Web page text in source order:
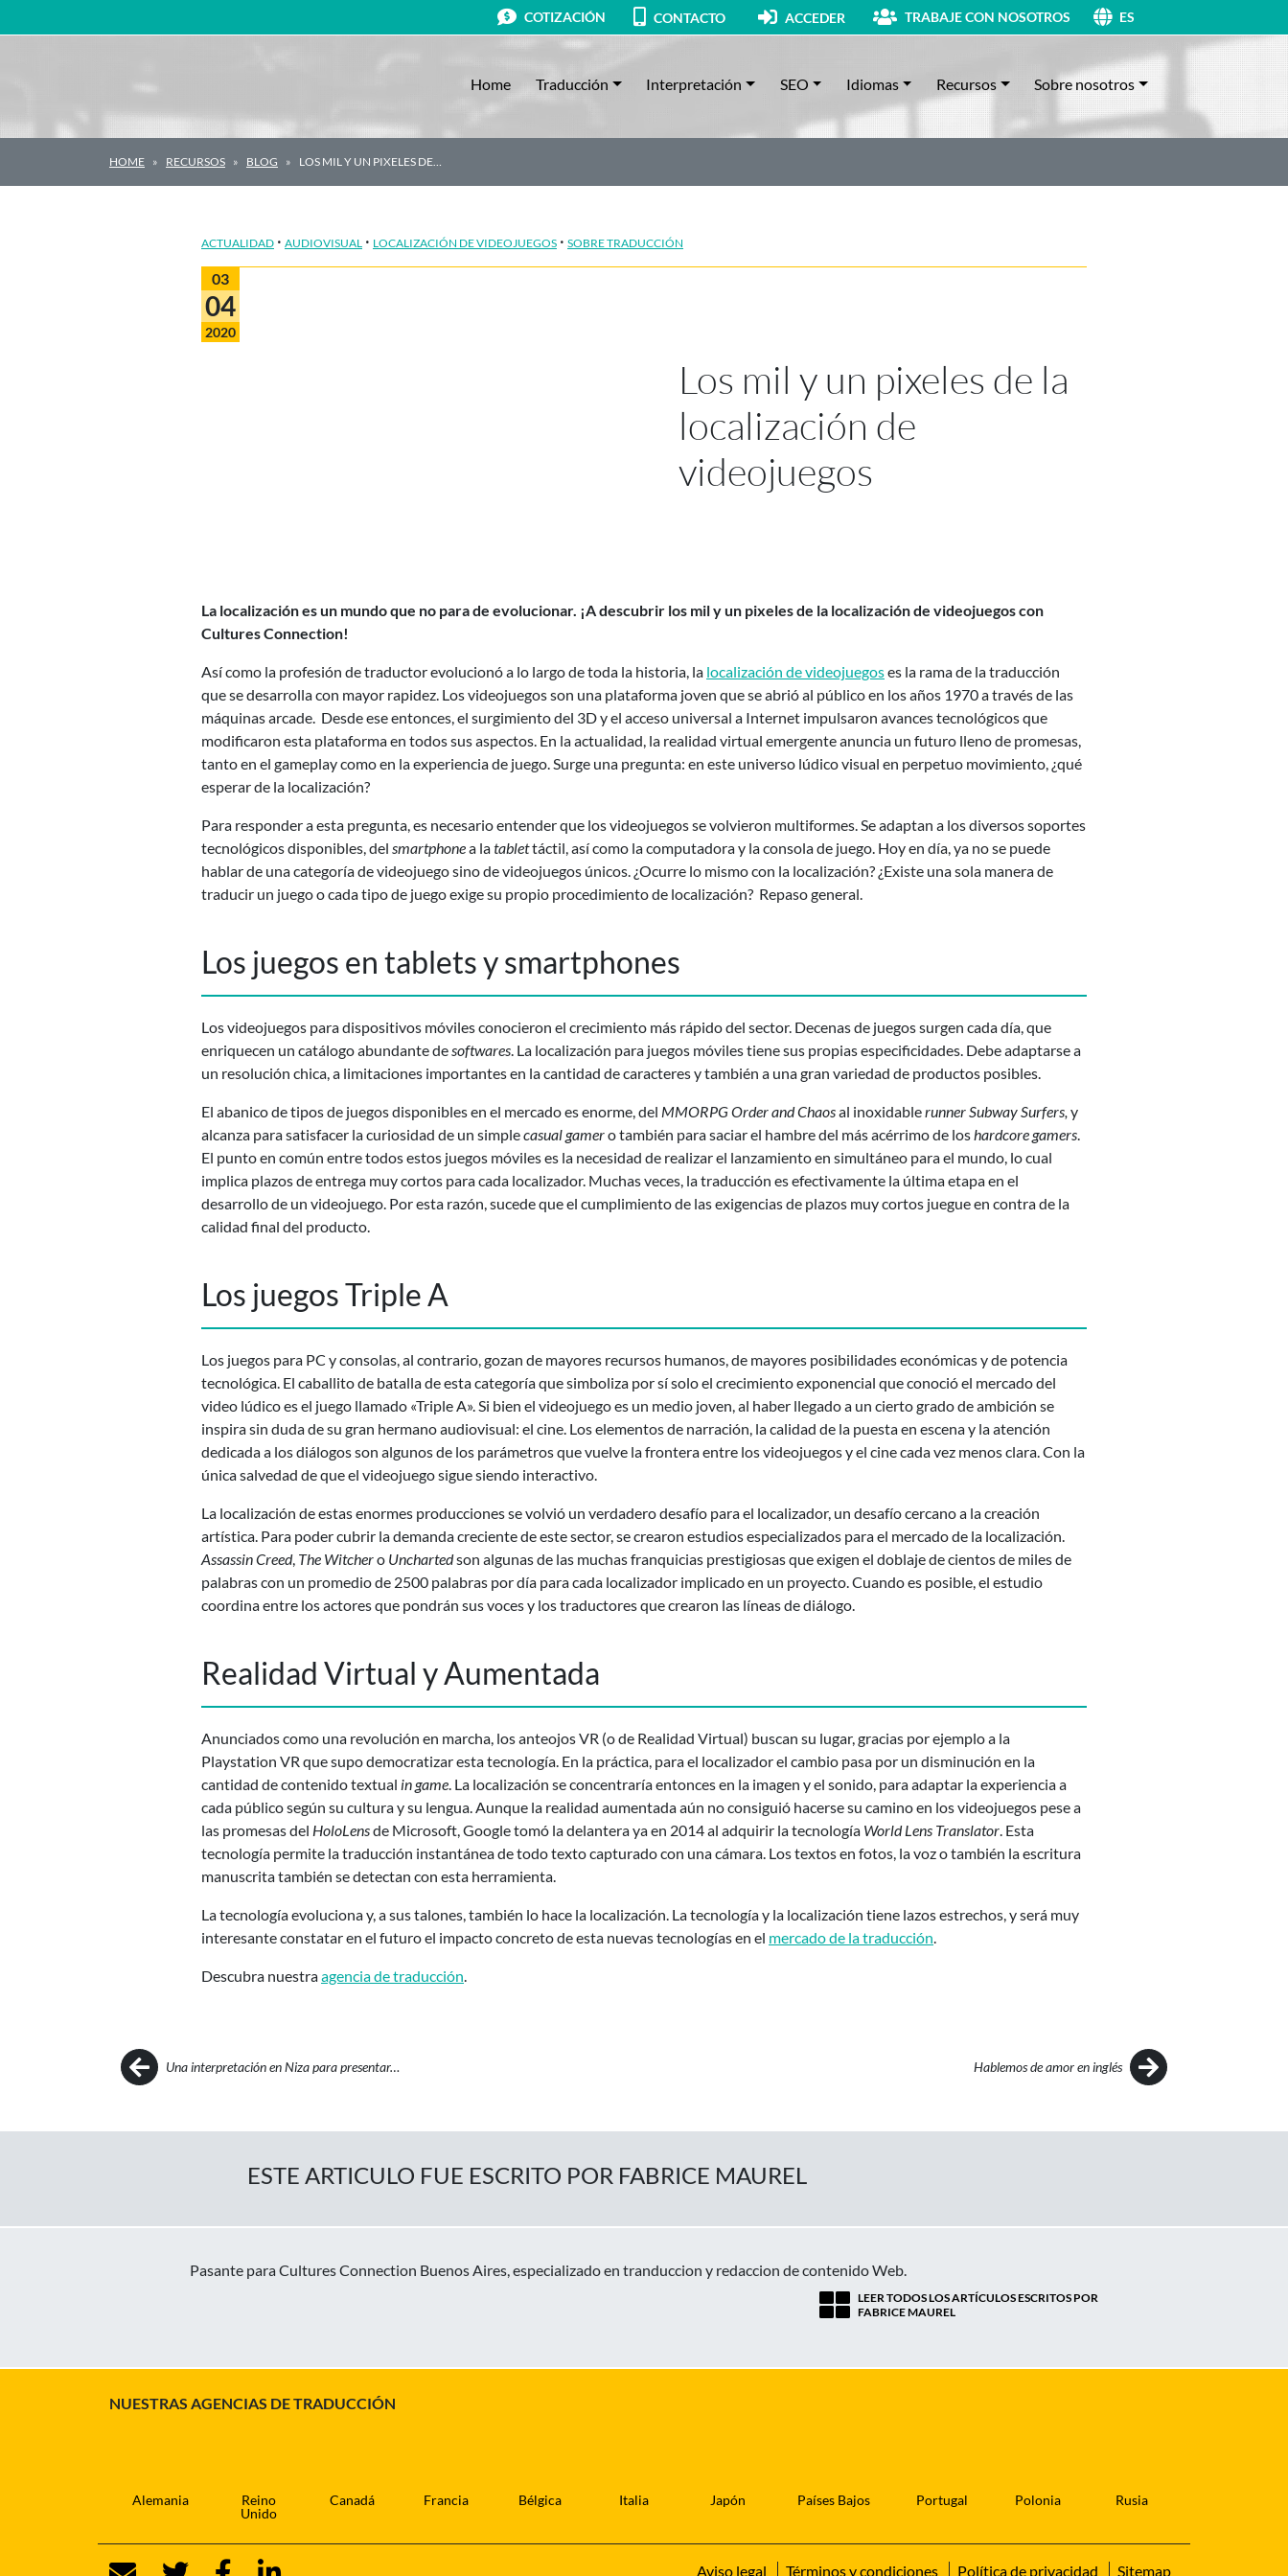
COTIZACIÓN CONTACTO ACCEDER TRABAJE CON NOSOTROS ES
Navegación principal Home Traducción Interpretación SEO Idiomas Recursos Sobre nosotros
HOME RECURSOS BLOG LOS MIL Y UN PIXELES DE…
ACTUALIDAD · AUDIOVISUAL · LOCALIZACIÓN DE VIDEOJUEGOS · SOBRE TRADUCCIÓN
03
04
2020
Los mil y un pixeles de la
localización de
videojuegos
La localización es un mundo que no para de evolucionar. ¡A descubrir los mil y un pixeles de la localización de videojuegos con
Cultures Connection!
Así como la profesión de traductor evolucionó a lo largo de toda la historia, la localización de videojuegoses la rama de la traducción
que se desarrolla con mayor rapidez. Los videojuegos son una plataforma joven que se abrió al público en los años 1970 a través de las
máquinas arcade. Desde ese entonces, el surgimiento del 3D y el acceso universal a Internet impulsaron avances tecnológicos que
modificaron esta plataforma en todos sus aspectos. En la actualidad, la realidad virtual emergente anuncia un futuro lleno de promesas,
tanto en el gameplay como en la experiencia de juego. Surge una pregunta: en este universo lúdico visual en perpetuo movimiento, ¿qué
esperar de la localización?
Para responder a esta pregunta, es necesario entender que los videojuegos se volvieron multiformes. Se adaptan a los diversos soportes
tecnológicos disponibles, del smartphonea latablettáctil, así como la computadora y la consola de juego. Hoy en día, ya no se puede
hablar de una categoría de videojuego sino de videojuegos únicos. ¿Ocurre lo mismo con la localización? ¿Existe una sola manera de
traducir un juego o cada tipo de juego exige su propio procedimiento de localización? Repaso general.
Los juegos en tablets y smartphones
Los videojuegos para dispositivos móviles conocieron el crecimiento más rápido del sector. Decenas de juegos surgen cada día, que
enriquecen un catálogo abundante de softwares . La localización para juegos móviles tiene sus propias especificidades. Debe adaptarse a
un resolución chica, a limitaciones importantes en la cantidad de caracteres y también a una gran variedad de productos posibles.
El abanico de tipos de juegos disponibles en el mercado es enorme, del MMORPG Order and Chaosal inoxidablerunner Subway Surfers, y
alcanza para satisfacer la curiosidad de un simplecasual gamero también para saciar el hambre del más acérrimo de los hardcore gamers
El punto en común entre todos estos juegos móviles es la necesidad de realizar el lanzamiento en simultáneo para el mundo, lo cual
implica plazos de entrega muy cortos para cada localizador. Muchas veces, la traducción es efectivamente la última etapa en el
desarrollo de un videojuego. Por esta razón, sucede que el cumplimiento de las exigencias de plazos muy cortos juegue en contra de la
calidad final del producto.
Los juegos Triple A
Los juegos para PC y consolas, al contrario, gozan de mayores recursos humanos, de mayores posibilidades económicas y de potencia
tecnológica. El caballito de batalla de esta categoría que simboliza por sí solo el crecimiento exponencial que conoció el mercado del
video lúdico es el juego llamado «Triple A». Si bien el videojuego es un medio joven, al haber llegado a un cierto grado de ambición se
inspira sin duda de su gran hermano audiovisual: el cine. Los elementos de narración, la calidad de la puesta en escena y la atención
dedicada a los diálogos son algunos de los parámetros que vuelve la frontera entre los videojuegos y el cine cada vez menos clara. Con la
única salvedad de que el videojuego sigue siendo interactivo.
La localización de estas enormes producciones se volvió un verdadero desafío para el localizador, un desafío cercano a la creación
artística. Para poder cubrir la demanda creciente de este sector, se crearon estudios especializados para el mercado de la localización.
Assassin Creed, The Witchero Unchartedson algunas de las muchas franquicias prestigiosas que exigen el doblaje de cientos de miles de
palabras con un promedio de 2500 palabras por día para cada localizador implicado en un proyecto. Cuando es posible, el estudio
coordina entre los actores que pondrán sus voces y los traductores que crearon las líneas de diálogo.
Realidad Virtual y Aumentada
Anunciados como una revolución en marcha, los anteojos VR (o de Realidad Virtual) buscan su lugar, gracias por ejemplo a la
Playstation VR que supo democratizar esta tecnología. En la práctica, para el localizador el cambio pasa por un disminución en la
cantidad de contenido textual in game. La localización se concentraría entonces en la imagen y el sonido, para adaptar la experiencia a
cada público según su cultura y su lengua. Aunque la realidad aumentada aún no consiguió hacerse su camino en los videojuegos pese a
las promesas del HoloLensde Microsoft, Google tomó la delantera ya en 2014 al adquirir la tecnología World Lens Translator. Esta
tecnología permite la traducción instantánea de todo texto capturado con una cámara. Los textos en fotos, la voz o también la escritura
manuscrita también se detectan con esta herramienta.
La tecnología evoluciona y, a sus talones, también lo hace la localización. La tecnología y la localización tiene lazos estrechos, y será muy
interesante constatar en el futuro el impacto concreto de esta nuevas tecnologías en el mercado de la traducción.
Descubra nuestraagencia de traducción.
Post navigation
Una interpretación en Niza para presentar… Hablemos de amor en inglés
ESTE ARTICULO FUE ESCRITO POR FABRICE MAUREL
Pasante para Cultures Connection Buenos Aires, especializado en tranduccion y redaccion de contenido Web.
LEER TODOS LOS ARTÍCULOS ESCRITOS POR
FABRICE MAUREL
NUESTRAS AGENCIAS DE TRADUCCIÓN
Alemania
Reino
Unido
Canadá Francia Bélgica Italia Japón Países Bajos Portugal Polonia Rusia
Aviso legal Términos y condiciones Política de privacidad Sitemap